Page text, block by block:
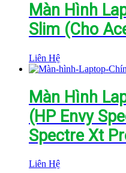
Màn Hình
Slim (Cho
Liên Hệ
Màn Hình
(HP Envy
Spectre Xt
Liên Hệ